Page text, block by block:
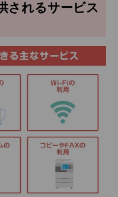
されるサービス